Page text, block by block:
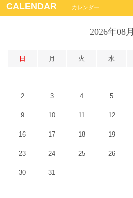
CALENDAR カレンダー
2026年08月
日 月 火 水
2 3 4 5
9 10 11 12
16 17 18 19
23 24 25 26
30 31